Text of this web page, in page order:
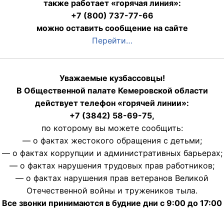
также работает «горячая линия»:
+7 (800) 737-77-66
можно оставить сообщение на сайте
Перейти…
Уважаемые кузбассовцы!
В Общественной палате Кемеровской области
действует телефон «горячей линии»:
+7 (3842) 58-69-75,
по которому вы можете сообщить:
— о фактах жестокого обращения с детьми;
— о фактах коррупции и административных барьерах;
— о фактах нарушения трудовых прав работников;
— о фактах нарушения прав ветеранов Великой
Отечественной войны и тружеников тыла.
Все звонки принимаются в будние дни с 9:00 до 17:00